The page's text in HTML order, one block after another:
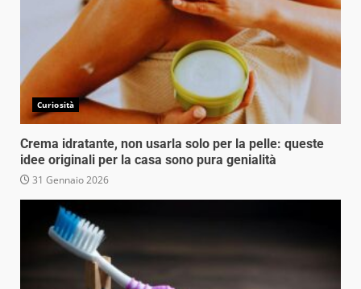
Curiosità
Crema idratante, non usarla solo per la pelle: queste
idee originali per la casa sono pura genialità
31 Gennaio 2026